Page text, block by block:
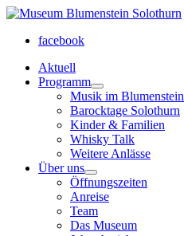
facebook
Aktuell
Programm
Musik im Blumenstein
Barocktage Solothurn
Kinder & Familien
Whisky Talk
Weitere Anlässe
Über uns
Öffnungszeiten
Anreise
Team
Das Museum